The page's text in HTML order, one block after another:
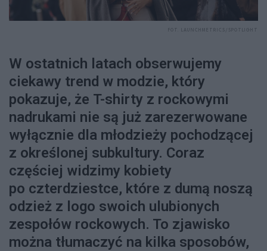
W ostatnich latach obserwujemy
ciekawy trend w modzie, który
pokazuje, że T-shirty z rockowymi
nadrukami nie są już zarezerwowane
wyłącznie dla młodzieży pochodzącej
z określonej subkultury. Coraz
częściej widzimy kobiety
po czterdziestce, które z dumą noszą
odzież z logo swoich ulubionych
zespołów rockowych. To zjawisko
można tłumaczyć na kilka sposobów,